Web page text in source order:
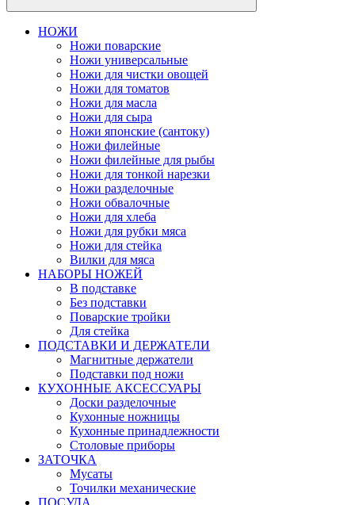
НОЖИ
Ножи поварские
Ножи универсальные
Ножи для чистки овощей
Ножи для томатов
Ножи для масла
Ножи для сыра
Ножи японские (сантоку)
Ножи филейные
Ножи филейные для рыбы
Ножи для тонкой нарезки
Ножи разделочные
Ножи обвалочные
Ножи для хлеба
Ножи для рубки мяса
Ножи для стейка
Вилки для мяса
НАБОРЫ НОЖЕЙ
В подставке
Без подставки
Поварские тройки
Для стейка
ПОДСТАВКИ И ДЕРЖАТЕЛИ
Магнитные держатели
Подставки под ножи
КУХОННЫЕ АКСЕССУАРЫ
Доски разделочные
Кухонные ножницы
Кухонные принадлежности
Столовые приборы
ЗАТОЧКА
Мусаты
Точилки механические
ПОСУДА